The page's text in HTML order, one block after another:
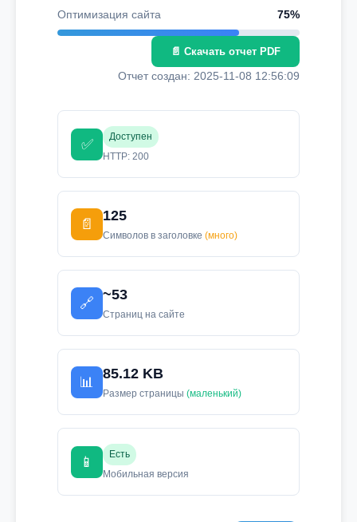
Оптимизация сайта 75%
📄 Скачать отчет PDF
Отчет создан: 2025-11-08 12:56:09
✅
Доступен
HTTP: 200
📄
125
Символов в заголовке (много)
🔗
~53
Страниц на сайте
📊
85.12 KB
Размер страницы (маленький)
📱
Есть
Мобильная версия